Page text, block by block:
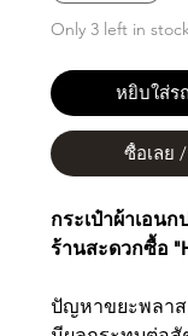
Only 3 left in
หยิบใส่ร
ซื้อเลย
กระเป๋าผ้าเอน
ร้านสะดวกซื้อ
ปัญหาขยะพลาส